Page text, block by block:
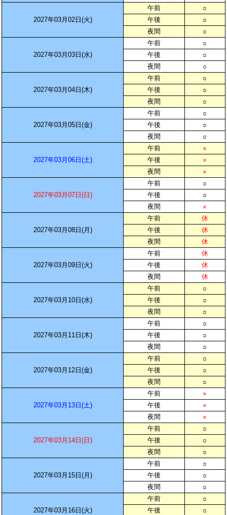
2027年03月02日(火)
午前
○
午後
○
夜間
○
2027年03月03日(水)
午前
○
午後
○
夜間
○
2027年03月04日(木)
午前
○
午後
○
夜間
○
2027年03月05日(金)
午前
○
午後
○
夜間
○
2027年03月06日(土)
午前
×
午後
×
夜間
×
2027年03月07日(日)
午前
○
午後
○
夜間
×
2027年03月08日(月)
午前
休
午後
休
夜間
休
2027年03月09日(火)
午前
休
午後
休
夜間
休
2027年03月10日(水)
午前
○
午後
○
夜間
○
2027年03月11日(木)
午前
○
午後
○
夜間
○
2027年03月12日(金)
午前
○
午後
○
夜間
○
2027年03月13日(土)
午前
×
午後
×
夜間
×
2027年03月14日(日)
午前
○
午後
○
夜間
○
2027年03月15日(月)
午前
○
午後
○
夜間
○
2027年03月16日(火)
午前
○
午後
○